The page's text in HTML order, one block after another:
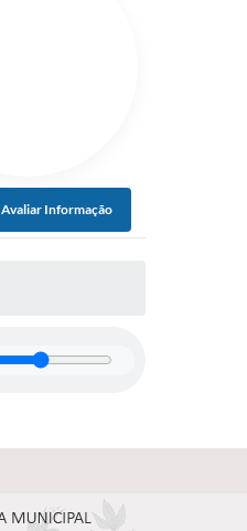
Avaliar Informação